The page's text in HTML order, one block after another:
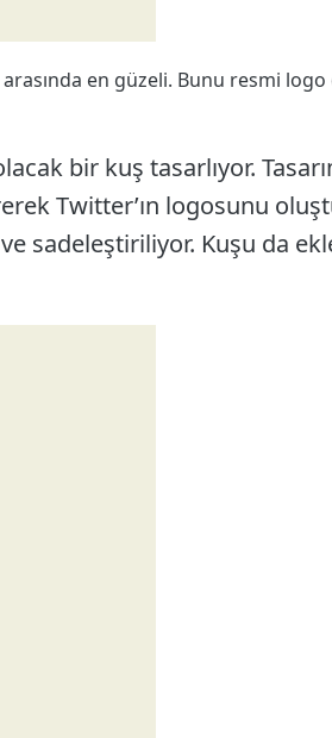
en güzeli. Bunu resmi
bir kuş tasarlıyor.
Twitter’ın logosunu
sadeleştiriliyor. Kuşu da